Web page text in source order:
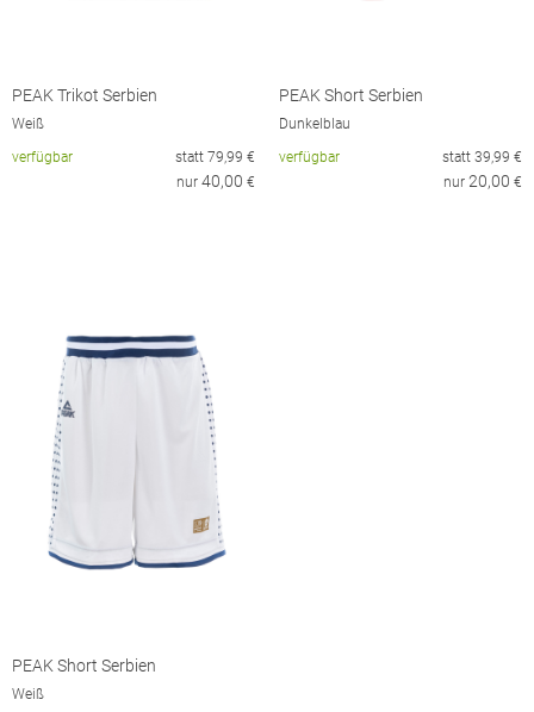
PEAK Trikot Serbien
Weiß
verfügbar
statt 79,99 €
nur 40,00 €
PEAK Short Serbien
Dunkelblau
verfügbar
statt 39,99 €
nur 20,00 €
PEAK Short Serbien
Weiß